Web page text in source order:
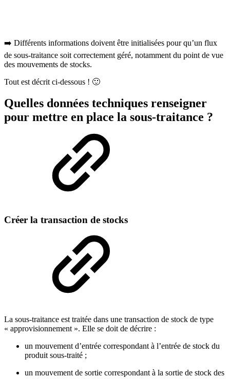
➡️ Différents informations doivent être initialisées pour qu’un flux
de sous-traitance soit correctement géré, notamment du point de vue
des mouvements de stocks.
Tout est décrit ci-dessous ! 🙂
Quelles données techniques renseigner
pour mettre en place la sous-traitance ?
Créer la transaction de stocks
La sous-traitance est traitée dans une transaction de stock de type
« approvisionnement ». Elle se doit de décrire :
un mouvement d’entrée correspondant à l’entrée de stock du
produit sous-traité ;
un mouvement de sortie correspondant à la sortie de stock des